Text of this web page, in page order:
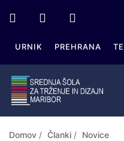
URNIK PREHRANA
Domov Članki
Novice